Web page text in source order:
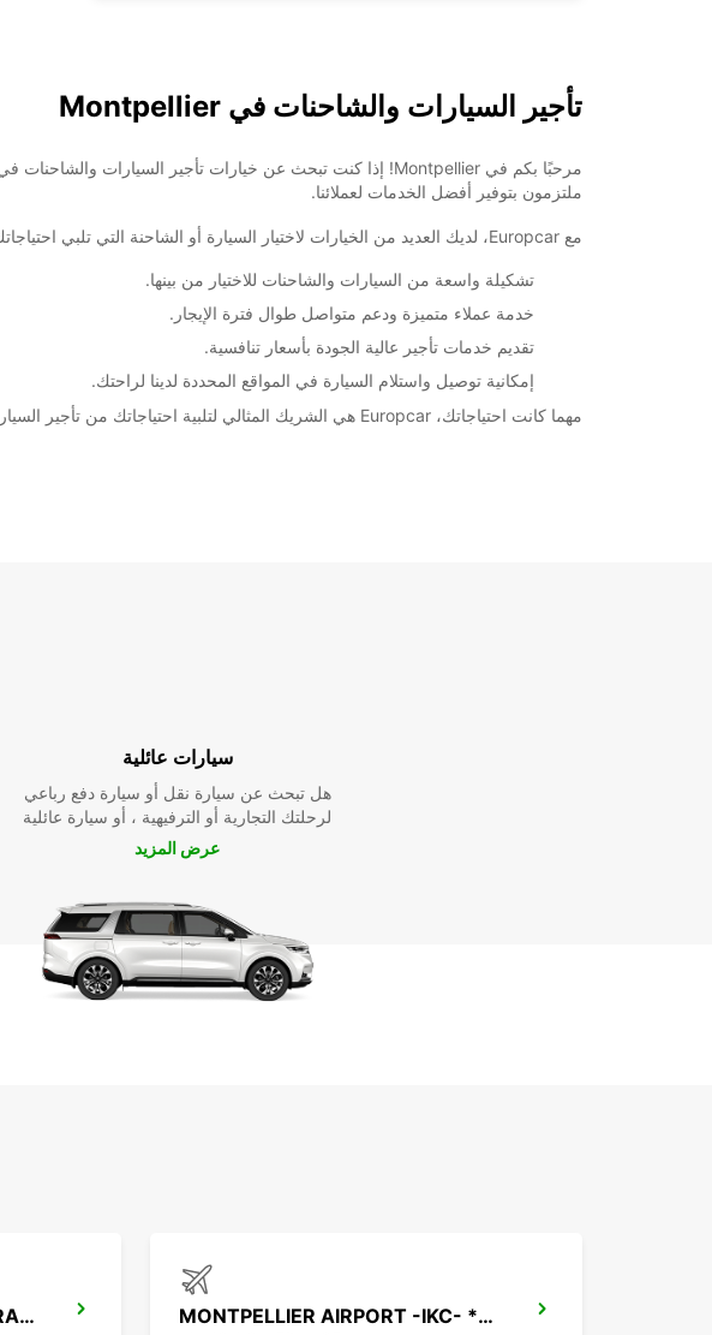
تأجير السيارات والشاحنات في Montpellier
ملتزمون بتوفير أفضل الخدمات لعملائنا.
مع Europcar، لديك العديد من الخيارات لاختيار السيارة أو الشاحنة التي تلبي احتياجاتك. سواء كنت تبحث عن سيارة اقتصادية للاستخدام اليومي أو شاحنة لنقل البضائع، يمكننا تلبية جميع متطلباتك.
تشكيلة واسعة من السيارات والشاحنات للاختيار من بينها.
خدمة عملاء متميزة ودعم متواصل طوال فترة الإيجار.
تقديم خدمات تأجير عالية الجودة بأسعار تنافسية.
إمكانية توصيل واستلام السيارة في المواقع المحددة لدينا لراحتك.
مهما كانت احتياجاتك، Europcar هي الشريك المثالي لتلبية احتياجاتك من تأجير السيارات والشاحنات في Montpellier. احجز معنا اليوم واستمتع بتجربة تأجير مريحة وسلسة.
سيارات عائلية
هل تبحث عن سيارة نقل أو سيارة دفع رباعي
لرحلتك التجارية أو الترفيهية ، أو سيارة عائلية
عرض المزيد
MONTPELLIER LGV SUD DE FRANCE MONTPELLIER AIRPORT -IKC- *RY*